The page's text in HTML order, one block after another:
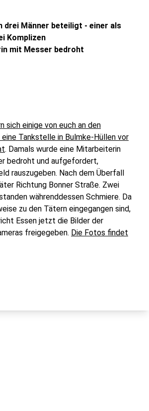
drei Männer beteiligt - einer als
Komplizen
mit Messer bedroht
sich einige von euch an den
Tankstelle in Bulmke-Hüllen vor
. Damals wurde eine Mitarbeiterin
bedroht und aufgefordert,
rauszugeben. Nach dem Überfall
Richtung Bonner Straße. Zwei
währenddessen Schmiere. Da
zu den Tätern eingegangen sind,
Essen jetzt die Bilder der
freigegeben. Die Fotos findet